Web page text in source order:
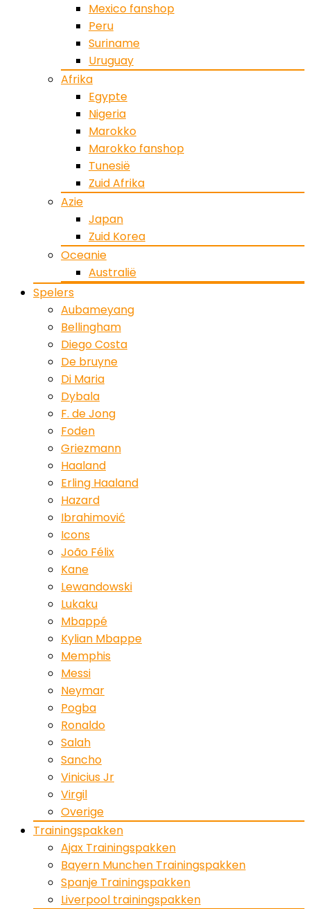
Mexico fanshop
Peru
Suriname
Uruguay
Afrika
Egypte
Nigeria
Marokko
Marokko fanshop
Tunesië
Zuid Afrika
Azie
Japan
Zuid Korea
Oceanie
Australië
Spelers
Aubameyang
Bellingham
Diego Costa
De bruyne
Di Maria
Dybala
F. de Jong
Foden
Griezmann
Haaland
Erling Haaland
Hazard
Ibrahimović
Icons
João Félix
Kane
Lewandowski
Lukaku
Mbappé
Kylian Mbappe
Memphis
Messi
Neymar
Pogba
Ronaldo
Salah
Sancho
Vinicius Jr
Virgil
Overige
Trainingspakken
Ajax Trainingspakken
Bayern Munchen Trainingspakken
Spanje Trainingspakken
Liverpool trainingspakken